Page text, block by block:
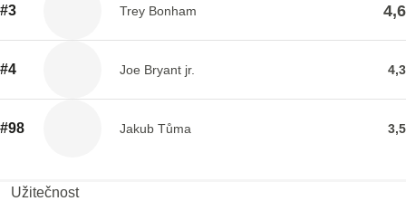
#3 Trey Bonham 4,6
#4 Joe Bryant jr. 4,3
#98 Jakub Tůma 3,5
Užitečnost